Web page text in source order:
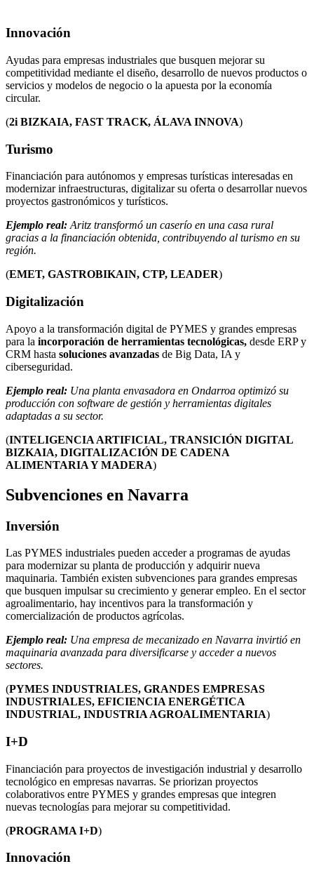
Innovación
Ayudas para empresas industriales que busquen mejorar su
competitividad mediante el diseño, desarrollo de nuevos productos o
servicios y modelos de negocio o la apuesta por la economía
circular.
(2i BIZKAIA, FAST TRACK, ÁLAVA INNOVA)
Turismo
Financiación para autónomos y empresas turísticas interesadas en
modernizar infraestructuras, digitalizar su oferta o desarrollar nuevos
proyectos gastronómicos y turísticos.
Ejemplo real: Aritz transformó un caserío en una casa rural
gracias a la financiación obtenida, contribuyendo al turismo en su
región.
(EMET, GASTROBIKAIN, CTP, LEADER)
Digitalización
Apoyo a la transformación digital de PYMES y grandes empresas
para la incorporación de herramientas tecnológicas, desde ERP y
CRM hasta soluciones avanzadas de Big Data, IA y
ciberseguridad.
Ejemplo real: Una planta envasadora en Ondarroa optimizó su
producción con software de gestión y herramientas digitales
adaptadas a su sector.
(INTELIGENCIA ARTIFICIAL, TRANSICIÓN DIGITAL
BIZKAIA, DIGITALIZACIÓN DE CADENA
ALIMENTARIA Y MADERA)
Subvenciones en Navarra
Inversión
Las PYMES industriales pueden acceder a programas de ayudas
para modernizar su planta de producción y adquirir nueva
maquinaria. También existen subvenciones para grandes empresas
que busquen impulsar su crecimiento y generar empleo. En el sector
agroalimentario, hay incentivos para la transformación y
comercialización de productos agrícolas.
Ejemplo real: Una empresa de mecanizado en Navarra invirtió en
maquinaria avanzada para diversificarse y acceder a nuevos
sectores.
(PYMES INDUSTRIALES, GRANDES EMPRESAS
INDUSTRIALES, EFICIENCIA ENERGÉTICA
INDUSTRIAL, INDUSTRIA AGROALIMENTARIA)
I+D
Financiación para proyectos de investigación industrial y desarrollo
tecnológico en empresas navarras. Se priorizan proyectos
colaborativos entre PYMES y grandes empresas que integren
nuevas tecnologías para mejorar su competitividad.
(PROGRAMA I+D)
Innovación